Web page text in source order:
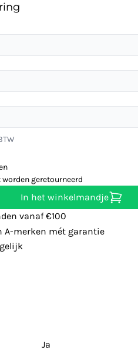
geretourneerd
In het winkelmandje
vanaf €100
A-merken mét garantie
Ja